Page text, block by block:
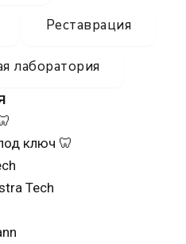
Реставрация
лаборатория
ключ 🦷
Tech